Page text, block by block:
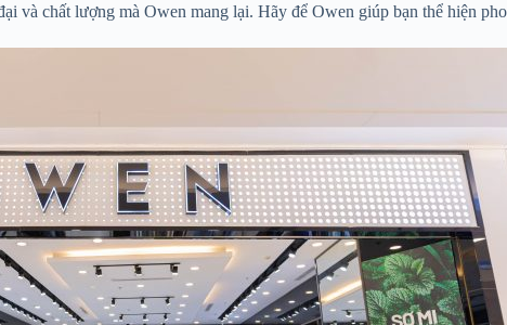
và chất lượng mà Owen mang lại. Hãy để Owen giúp bạn thể hiện